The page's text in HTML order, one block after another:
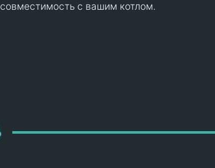
совместимость с вашим котлом.